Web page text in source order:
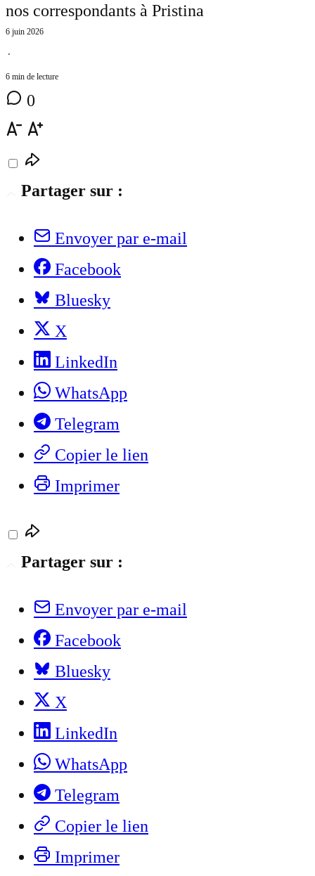
nos correspondants à Pristina
6 juin 2026
⋅
6 min de lecture
0
Partager sur :
Envoyer par e-mail
Facebook
Bluesky
X
LinkedIn
WhatsApp
Telegram
Copier le lien
Imprimer
Partager sur :
Envoyer par e-mail
Facebook
Bluesky
X
LinkedIn
WhatsApp
Telegram
Copier le lien
Imprimer